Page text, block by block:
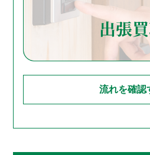
出張
流れを確認